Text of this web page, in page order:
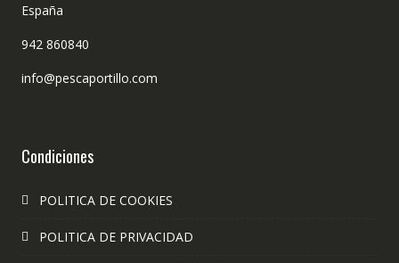
España
942 860840
info@pescaportillo.com
Condiciones
POLITICA DE COOKIES
POLITICA DE PRIVACIDAD